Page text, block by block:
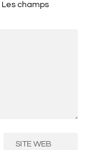
Les champs